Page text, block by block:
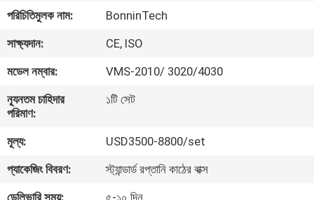
সম্পর্কে
কারখানা
মান
পরিচিতিমুলক নাম:
BonninTech
সাক্ষ্যদান:
CE, ISO
মডেল নম্বার:
VMS-2010/ 3020/4030
ন্যূনতম চাহিদার
পরিমাণ:
১টি সেট
মূল্য:
USD3500-8800/set
প্যাকেজিং বিবরণ:
স্ট্যান্ডার্ড রপ্তানি কাঠের বাক্স